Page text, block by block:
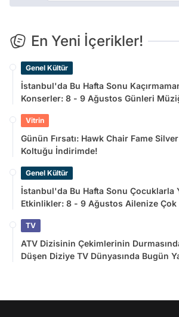
En Yeni İçerikler!
Genel Kültür
İstanbul'da Bu Hafta Sonu
Konserler: 8 - 9 Ağustos Günleri
Vitrin
Günün Fırsatı: Hawk Chair Fame
Koltuğu İndirimde!
Genel Kültür
İstanbul'da Bu Hafta Sonu Çocuklarla
Etkinlikler: 8 - 9 Ağustos Ailenize Çok
TV
ATV Dizisinin Çekimlerinin
Düşen Diziye TV Dünyasında Bugün